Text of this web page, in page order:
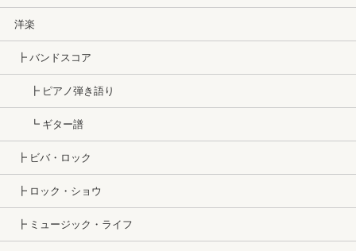
洋楽
┣ バンドスコア
┣ ピアノ弾き語り
┗ ギター譜
┣ ビバ・ロック
┣ ロック・ショウ
┣ ミュージック・ライフ